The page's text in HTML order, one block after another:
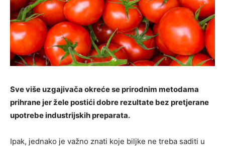
Sve više uzgajivača okreće se prirodnim metodama
prihrane jer žele postići dobre rezultate bez pretjerane
upotrebe industrijskih preparata.
Ipak, jednako je važno znati koje biljke ne treba saditi u